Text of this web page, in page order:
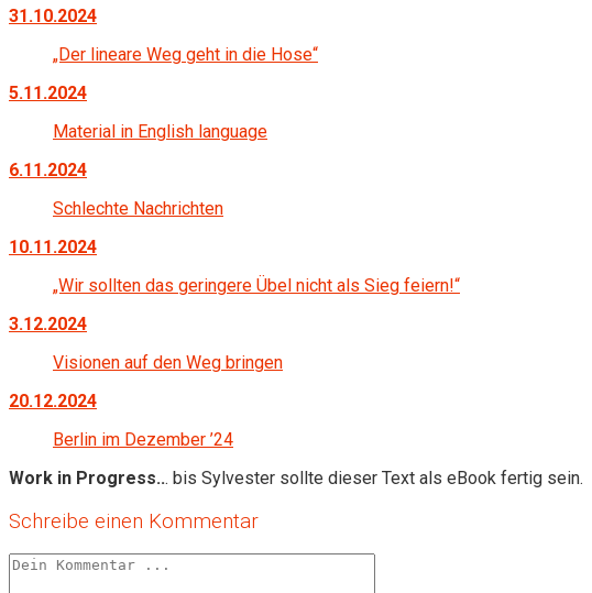
31.10.2024
„Der lineare Weg geht in die Hose“
5.11.2024
Material in English language
6.11.2024
Schlechte Nachrichten
10.11.2024
„Wir sollten das geringere Übel nicht als Sieg feiern!“
3.12.2024
Visionen auf den Weg bringen
20.12.2024
Berlin im Dezember ’24
Work in Progress... bis Sylvester sollte dieser Text als eBook fertig sein.
Schreibe einen Kommentar